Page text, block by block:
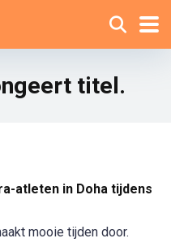
titel.
atleten in Doha tijdens
mooie tijden door.